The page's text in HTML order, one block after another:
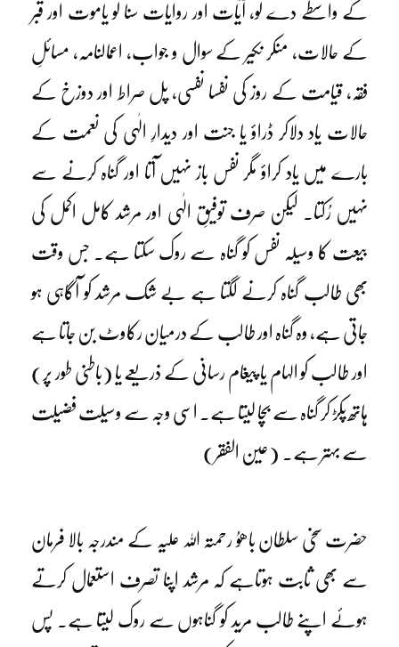
کے واسطے دے لو، آیات اور روایات سنا لو یاموت اور قبر
کے حالات، منکر نکیر کے سوال و جواب، اعمالنامہ، مسائلِ
فقہ، قیامت کے روز کی نفسا نفسی، پل صراط اور دوزخ کے
حالات یاد دلاکر ڈراؤ یا جنت اور دیدارِ الٰہی کی نعمت کے
بارے میں یاد کراؤ مگر نفس باز نہیں آتا اور گناہ کرنے سے
نہیں رُکتا۔ لیکن صرف توفیقِ الٰہی اور مرشد کامل اکمل کی
بیعت کا وسیلہ نفس کو گناہ سے روک سکتا ہے۔ جس وقت
بھی طالب گناہ کرنے لگتا ہے بے شک مرشد کو آگاہی ہو
جاتی ہے، وہ گناہ اور طالب کے درمیان رکاوٹ بن جاتا ہے
اور طالب کو الہام یا پیغام رسانی کے ذریعے یا (باطنی طور پر)
ہاتھ پکڑ کر گناہ سے بچا لیتا ہے۔ اسی وجہ سے وسیلت فضیلت
سے بہتر ہے۔ (عین الفقر)
حضرت سخی سلطان باھوُ رحمتہ اللہ علیہ کے مندرجہ بالا فرمان
سے بھی ثابت ہوتاہے کہ مرشد اپنا تصرف استعمال کرتے
ہوئے اپنے طالب مرید کو گناہوں سے روک لیتا ہے۔ پس